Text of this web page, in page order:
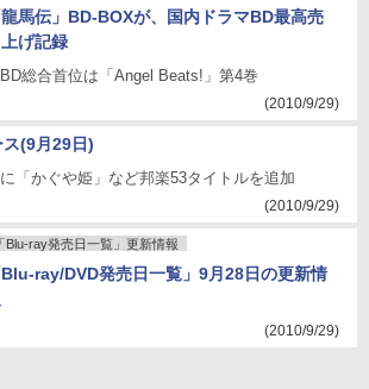
龍馬伝」BD-BOXが、国内ドラマBD最高売
上げ記録
BD総合首位は「Angel Beats!」第4巻
(2010/9/29)
(9月29日)
「かぐや姫」など邦楽53タイトルを追加
(2010/9/29)
「Blu-ray発売日一覧」更新情報
Blu-ray/DVD発売日一覧」9月28日の更新情
(2010/9/29)